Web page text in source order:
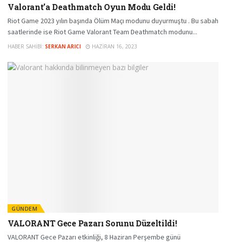
Valorant’a Deathmatch Oyun Modu Geldi!
Riot Game 2023 yılın başında Ölüm Maçı modunu duyurmuştu . Bu sabah
saatlerinde ise Riot Game Valorant Team Deathmatch modunu...
HABER SAHIBI: SERKAN ARICI HAZIRAN 16, 2023
GÜNDEM
VALORANT Gece Pazarı Sorunu Düzeltildi!
VALORANT Gece Pazarı etkinliği, 8 Haziran Perşembe günü